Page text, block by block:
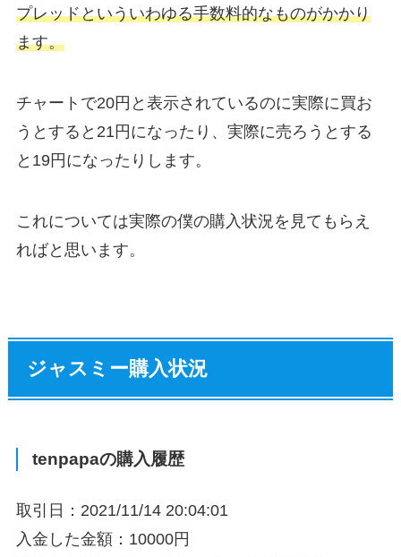
プレッドといういわゆる手数料的なものがかかり
ます。
チャートで20円と表示されているのに実際に買お
うとすると21円になったり、実際に売ろうとする
と19円になったりします。
これについては実際の僕の購入状況を見てもらえ
ればと思います。
ジャスミー購入状況
tenpapaの購入履歴
取引日：2021/11/14 20:04:01
入金した金額：10000円